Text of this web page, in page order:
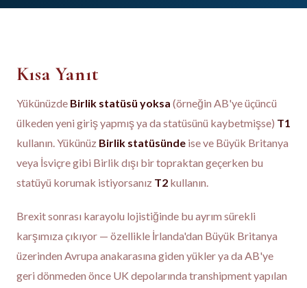
Kısa Yanıt
Yükünüzde Birlik statüsü yoksa (örneğin AB'ye üçüncü
ülkeden yeni giriş yapmış ya da statüsünü kaybetmişse) T1
kullanın. Yükünüz Birlik statüsünde ise ve Büyük Britanya
veya İsviçre gibi Birlik dışı bir topraktan geçerken bu
statüyü korumak istiyorsanız T2 kullanın.
Brexit sonrası karayolu lojistiğinde bu ayrım sürekli
karşımıza çıkıyor — özellikle İrlanda'dan Büyük Britanya
üzerinden Avrupa anakarasına giden yükler ya da AB'ye
geri dönmeden önce UK depolarında transhipment yapılan